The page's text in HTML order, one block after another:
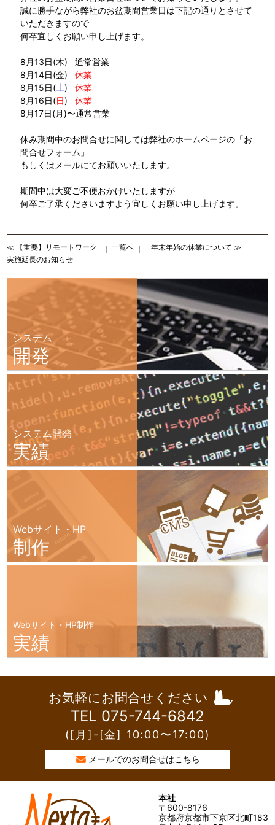
誠に勝手ながら弊社のお盆期間営業日は下記の通りとさせて
いただきますので
何卒宜しくお願い申し上げます。
8月13日(木) 通常営業
8月14日(金) 休業
8月15日(土) 休業
8月16日(日) 休業
8月17日(月)〜通常営業
休み期間中のお問合せに関しては弊社のホームページの「お
問合せフォーム」
もしくはメールにてお願いいたします。
期間中は大変ご不便おかけいたしますが
何卒ご了承くださいますよう宜しくお願い申し上げます。
≪ 【重要】リモートワーク
実施延長のお知らせ
｜一覧へ ｜ 年末年始の休業について ≫
システム
開発
システム開発
実績
Webサイト・HP
制作
Webサイト・HP制作
実績
お気軽にお問合せください
TEL 075-744-6842
([月]-[金] 10:00〜17:00)
メールでのお問合せはこちら
本社
〒600-8176
京都府京都市下京区北町183